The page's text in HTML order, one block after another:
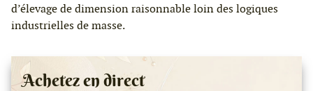
d’élevage de dimension raisonnable loin des logiques
industrielles de masse.
Achetez en direct